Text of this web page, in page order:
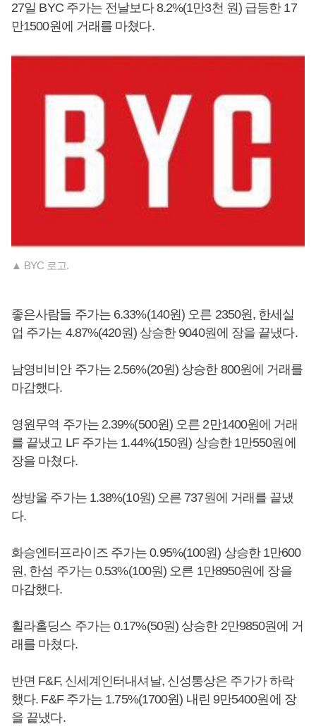
27일 BYC 주가는 전날보다 8.2%(1만3천 원) 급등한 17
만1500원에 거래를 마쳤다.
▲ BYC 로고.
좋은사람들 주가는 6.33%(140원) 오른 2350원, 한세실
업 주가는 4.87%(420원) 상승한 9040원에 장을 끝냈다.
남영비비안 주가는 2.56%(20원) 상승한 800원에 거래를
마감했다.
영원무역 주가는 2.39%(500원) 오른 2만1400원에 거래
를 끝냈고 LF 주가는 1.44%(150원) 상승한 1만550원에
장을 마쳤다.
쌍방울 주가는 1.38%(10원) 오른 737원에 거래를 끝냈
다.
화승엔터프라이즈 주가는 0.95%(100원) 상승한 1만600
원, 한섬 주가는 0.53%(100원) 오른 1만8950원에 장을
마감했다.
휠라홀딩스 주가는 0.17%(50원) 상승한 2만9850원에 거
래를 마쳤다.
반면 F&F, 신세계인터내셔날, 신성통상은 주가가 하락
했다. F&F 주가는 1.75%(1700원) 내린 9만5400원에 장
을 끝냈다.